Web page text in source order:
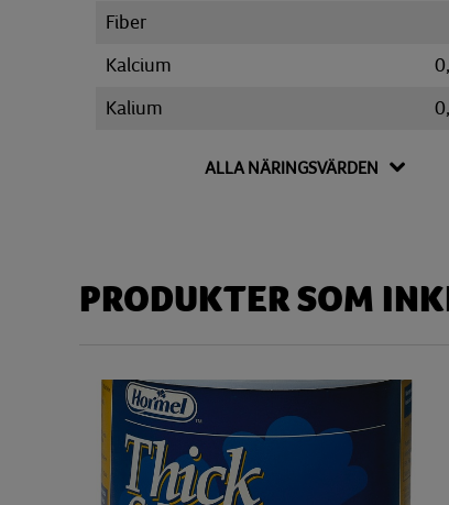
Fiber
Kalcium
Kalium
Natrium
Protein
Vatten
ALLA NÄRINGSVÄRDEN
PRODUKTER SOM